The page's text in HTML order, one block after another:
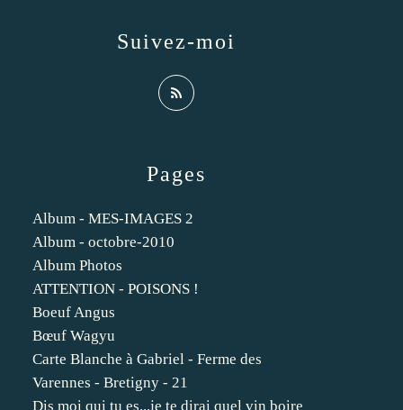
Pages
Album - MES-IMAGES 2
Album - octobre-2010
Album Photos
ATTENTION - POISONS !
Boeuf Angus
Bœuf Wagyu
Carte Blanche à Gabriel - Ferme des
Varennes - Bretigny - 21
Dis moi qui tu es...je te dirai quel vin boire
Suivez-moi